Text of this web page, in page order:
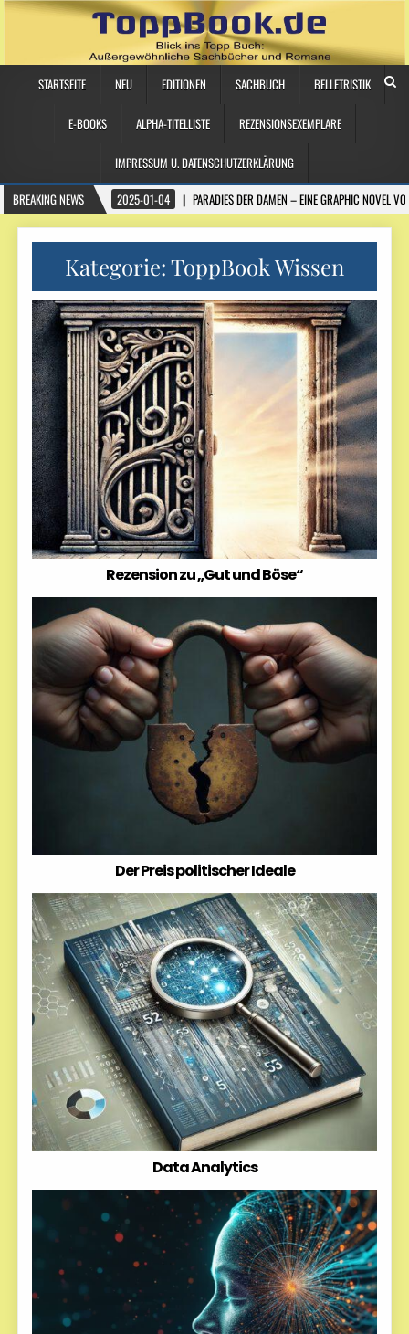
STARTSEITE NEU EDITIONEN SACHBUCH BELLETRISTIK
E-BOOKS ALPHA-TITELLISTE REZENSIONSEXEMPLARE
IMPRESSUM U. DATENSCHUTZERKLÄRUNG
BREAKING NEWS
2025-01-04 PARADIES DER DAMEN – EINE GRAPHIC NOVEL
Kategorie:ToppBook Wissen
Rezension zu „Gut und Böse“
Der Preis politischer Ideale
Data Analytics